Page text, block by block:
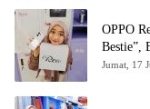
OPPO
Bestie”,
Jumat, 17